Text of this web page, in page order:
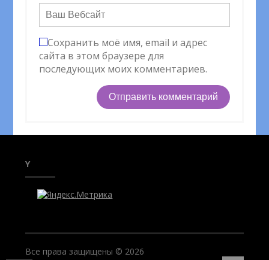
Сохранить моё имя, email и адрес
сайта в этом браузере для
последующих моих комментариев.
Y
Все права защищены © 2026